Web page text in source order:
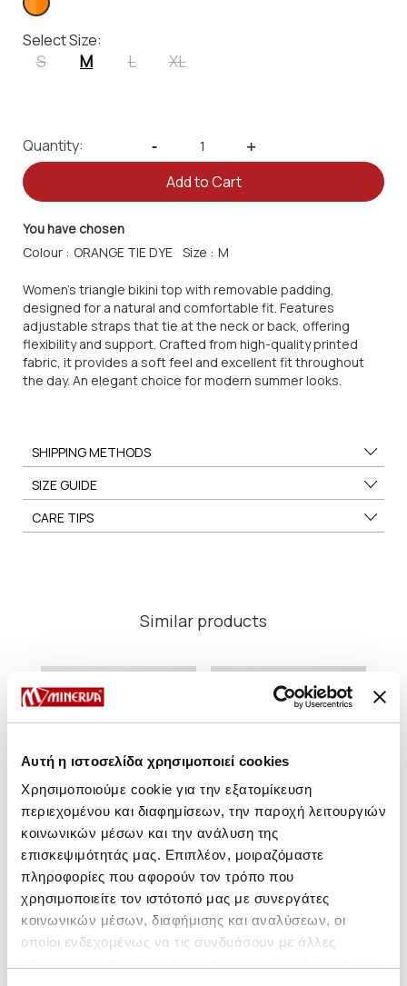
Αυτή η ιστοσελίδα χρησιμοποιεί cookies
Χρησιμοποιούμε cookie για την εξατομίκευση
περιεχομένου και διαφημίσεων, την παροχή λειτουργιών
κοινωνικών μέσων και την ανάλυση της
επισκεψιμότητάς μας. Επιπλέον, μοιραζόμαστε
πληροφορίες που αφορούν τον τρόπο που
χρησιμοποιείτε τον ιστότοπό μας με συνεργάτες
κοινωνικών μέσων, διαφήμισης και αναλύσεων, οι
οποίοι ενδεχομένως να τις συνδυάσουν με άλλες
Select Size:
S M L XL
Quantity: - +
Add to Cart
You have chosen
Colour :
Size :
Women's triangle bikini top with removable padding,
designed for a natural and comfortable fit. Features
adjustable straps that tie at the neck or back, offering
flexibility and support. Crafted from high-quality printed
fabric, it provides a soft feel and excellent fit throughout
the day. An elegant choice for modern summer looks.
SHIPPING METHODS
SIZE GUIDE
CARE TIPS
Similar products
Sunset Tanga Hot Tunnel
Bikini Bottom with side ties
15,30 €10,95 €
Sunset Rio Bikini Bottom
16,70 €11,95 €